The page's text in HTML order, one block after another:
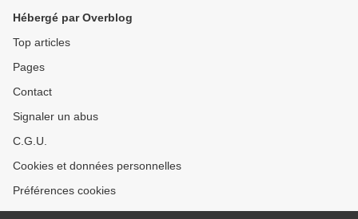
Hébergé par Overblog
Top articles
Pages
Contact
Signaler un abus
C.G.U.
Cookies et données personnelles
Préférences cookies